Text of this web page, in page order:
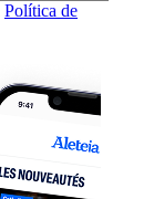
Política de